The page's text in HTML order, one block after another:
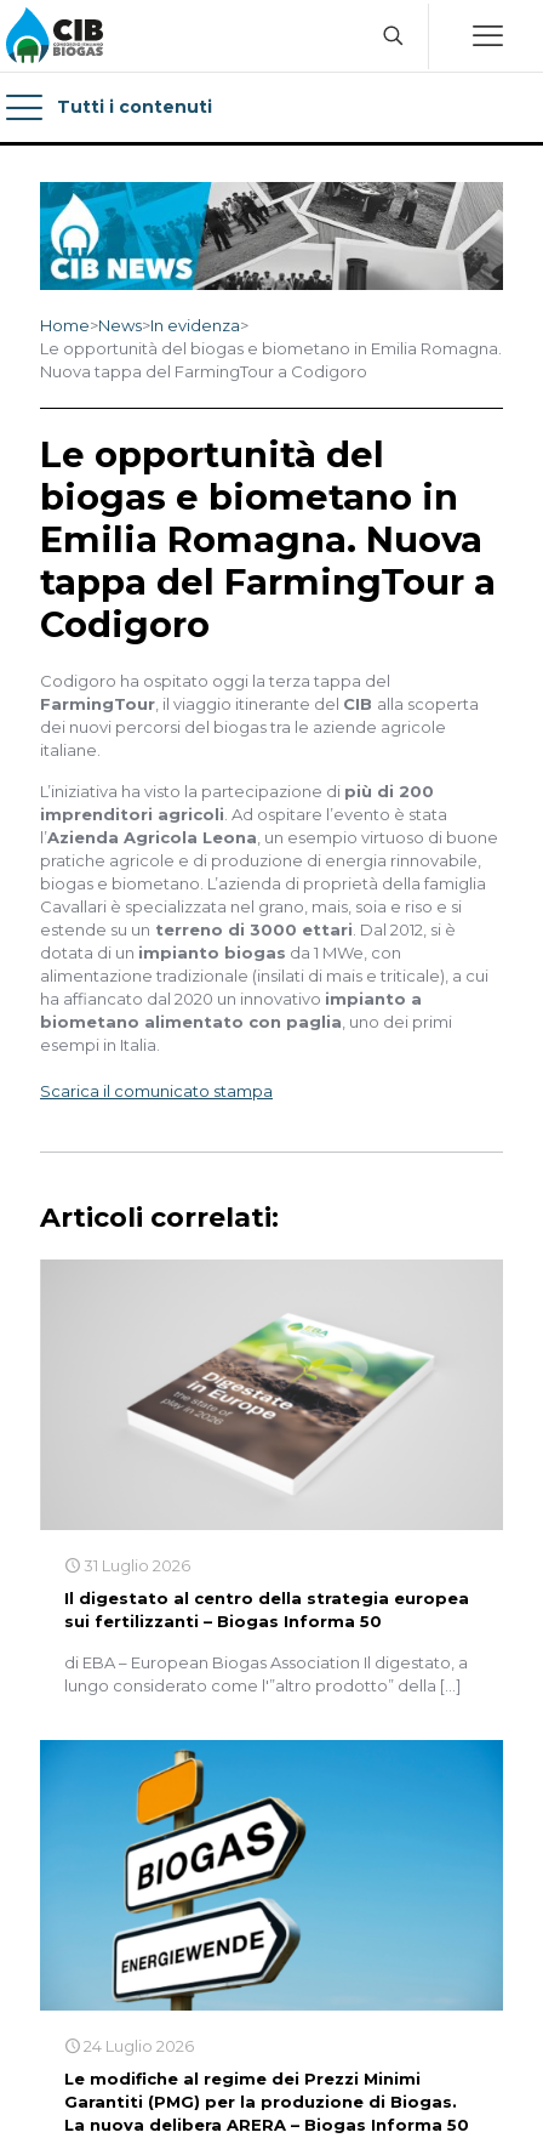
Tutti i contenuti
Home>News>In evidenza>
Le opportunità del biogas e biometano in Emilia Romagna.
Nuova tappa del FarmingTour a Codigoro
Le opportunità del
biogas e biometano in
Emilia Romagna. Nuova
tappa del FarmingTour a
Codigoro
Codigoro ha ospitato oggi la terza tappa del
FarmingTour, il viaggio itinerante del CIB alla scoperta
dei nuovi percorsi del biogas tra le aziende agricole
italiane.
L’iniziativa ha visto la partecipazione di più di 200
imprenditori agricoli. Ad ospitare l’evento è stata
l’Azienda Agricola Leona, un esempio virtuoso di buone
pratiche agricole e di produzione di energia rinnovabile,
biogas e biometano. L’azienda di proprietà della famiglia
Cavallari è specializzata nel grano, mais, soia e riso e si
estende su un terreno di 3000 ettari. Dal 2012, si è
dotata di un impianto biogas da 1 MWe, con
alimentazione tradizionale (insilati di mais e triticale), a cui
ha affiancato dal 2020 un innovativo impianto a
biometano alimentato con paglia, uno dei primi
esempi in Italia.
Scarica il comunicato stampa
Articoli correlati:
31 Luglio 2026
Il digestato al centro della strategia europea
sui fertilizzanti – Biogas Informa 50
di EBA – European Biogas Association Il digestato, a
lungo considerato come l'”altro prodotto” della […]
24 Luglio 2026
Le modifiche al regime dei Prezzi Minimi
Garantiti (PMG) per la produzione di Biogas.
La nuova delibera ARERA – Biogas Informa 50